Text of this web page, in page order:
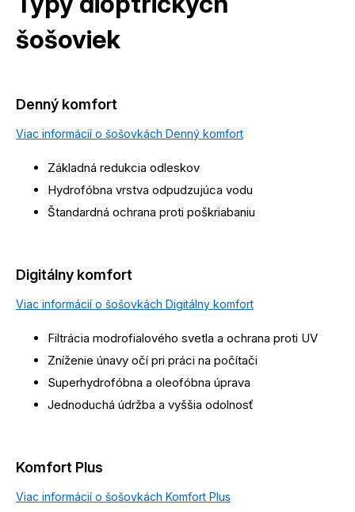
šošoviek
Denný komfort
Viac informácií o šošovkách Denný komfort
Základná redukcia odleskov
Hydrofóbna vrstva odpudzujúca vodu
Štandardná ochrana proti poškriabaniu
Digitálny komfort
Viac informácií o šošovkách Digitálny komfort
Filtrácia modrofialového svetla a ochrana proti UV
Zníženie únavy očí pri práci na počítači
Superhydrofóbna a oleofóbna úprava
Jednoduchá údržba a vyššia odolnosť
Komfort Plus
Viac informácií o šošovkách Komfort Plus